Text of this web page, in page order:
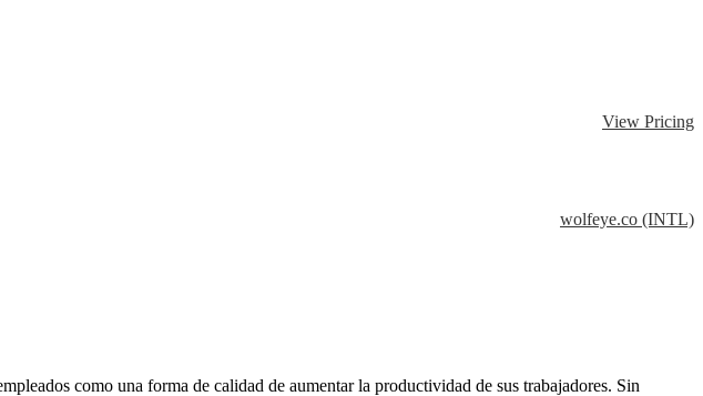
View Pricing
wolfeye.co (INTL)
como una forma de calidad de aumentar la productividad de sus trabajadores. Sin